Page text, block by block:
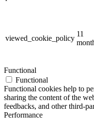
viewed_cookie_policy
11
Functional
Functional
Functional cookies help to
sharing the content of the
feedbacks, and other third-
Performance